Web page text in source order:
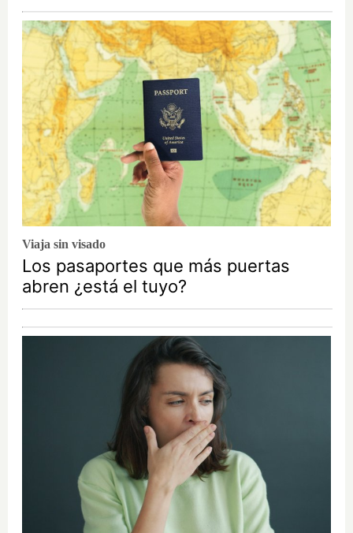
Viaja sin visado
Los pasaportes que más puertas
abren ¿está el tuyo?